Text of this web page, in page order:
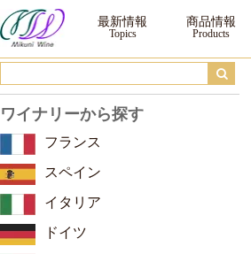
イタリア ｜三国ワイン
最新情報 商品情報
ワイナリーから探す
フランス
スペイン
イタリア
ドイツ